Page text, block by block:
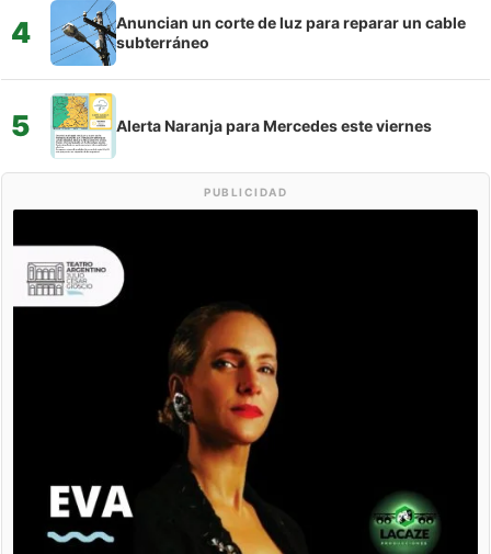
4
Anuncian un corte de luz para reparar un cable
subterráneo
5 Alerta Naranja para Mercedes este viernes
PUBLICIDAD